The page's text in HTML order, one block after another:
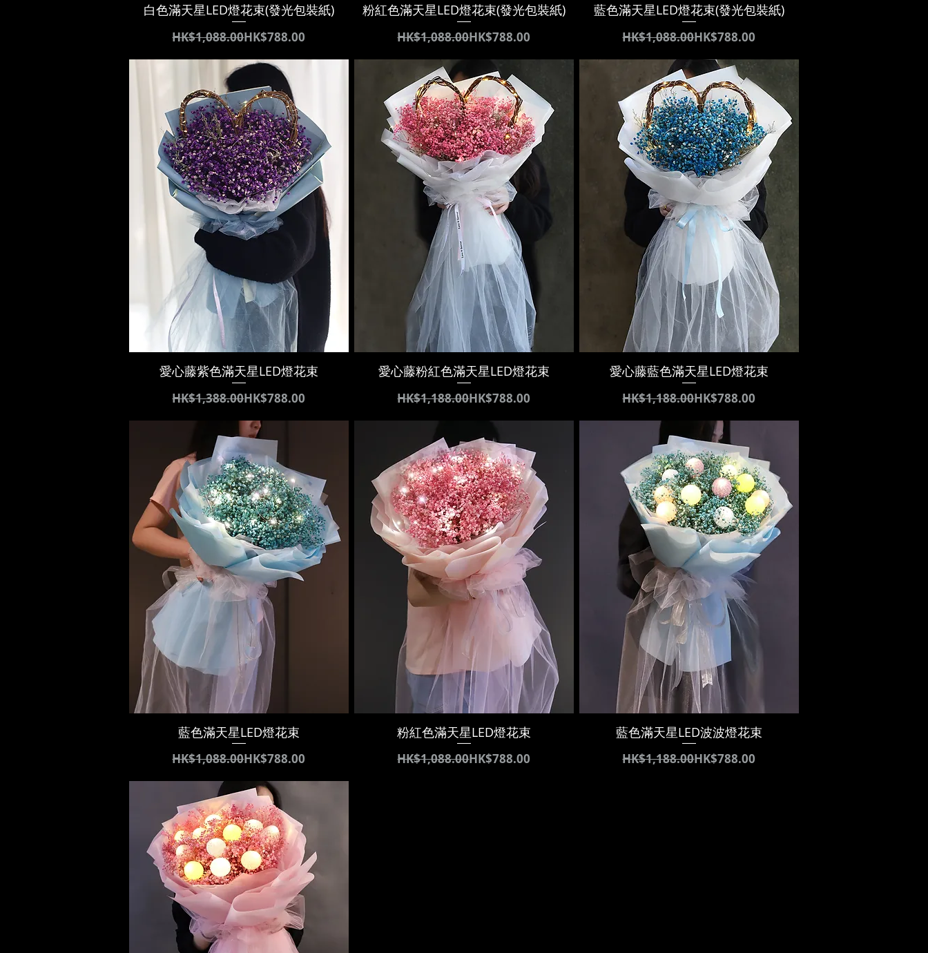
白色滿天星LED燈花束(發光包裝紙)
通常価格
HK$1,088.00セール価格
HK$788.00
粉紅色滿天星LED燈花束(發光包裝紙)
通常価格
HK$1,088.00セール価格
HK$788.00
藍色滿天星LED燈花束(發光包裝紙)
通常価格
HK$1,088.00セール価格
HK$788.00
愛心藤紫色滿天星LED燈花束
通常価格
HK$1,388.00セール価格
HK$788.00
愛心藤粉紅色滿天星LED燈花束
通常価格
HK$1,188.00セール価格
HK$788.00
愛心藤藍色滿天星LED燈花束
通常価格
HK$1,188.00セール価格
HK$788.00
藍色滿天星LED燈花束
通常価格
HK$1,088.00セール価格
HK$788.00
粉紅色滿天星LED燈花束
通常価格
HK$1,088.00セール価格
HK$788.00
藍色滿天星LED波波燈花束
通常価格
HK$1,188.00セール価格
HK$788.00